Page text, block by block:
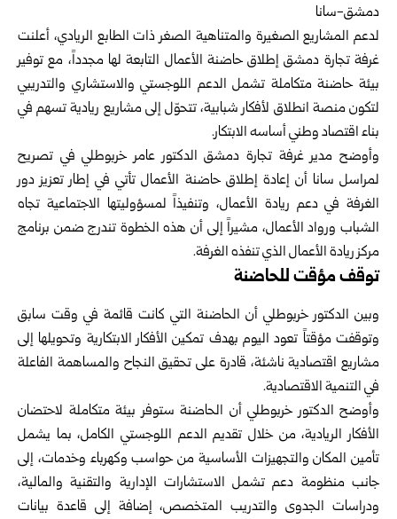
دمشق-سانا
لدعم المشاريع الصغيرة والمتناهية الصغر ذات الطابع الريادي، أعلنت
غرفة تجارة دمشق إطلاق حاضنة الأعمال التابعة لها مجدداً، مع توفير
بيئة حاضنة متكاملة تشمل الدعم اللوجستي والاستشاري والتدريبي
لتكون منصة انطلاق لأفكار شبابية، تتحوّل إلى مشاريع ريادية تسهم في
بناء اقتصاد وطني أساسه الابتكار.
وأوضح مدير غرفة تجارة دمشق الدكتور عامر خربوطلي في تصريح
لمراسل سانا أن إعادة إطلاق حاضنة الأعمال تأتي في إطار تعزيز دور
الغرفة في دعم ريادة الأعمال، وتنفيذاً لمسؤوليتها الاجتماعية تجاه
الشباب ورواد الأعمال، مشيراً إلى أن هذه الخطوة تندرج ضمن برنامج
مركز ريادة الأعمال الذي تنفذه الغرفة.
توقف مؤقت للحاضنة
وبين الدكتور خربوطلي أن الحاضنة التي كانت قائمة في وقت سابق
وتوقفت مؤقتاً تعود اليوم بهدف تمكين الأفكار الابتكارية وتحويلها إلى
مشاريع اقتصادية ناشئة، قادرة على تحقيق النجاح والمساهمة الفاعلة
في التنمية الاقتصادية.
وأوضح الدكتور خربوطلي أن الحاضنة ستوفر بيئة متكاملة لاحتضان
الأفكار الريادية، من خلال تقديم الدعم اللوجستي الكامل، بما يشمل
تأمين المكان والتجهيزات الأساسية من حواسب وكهرباء وخدمات، إلى
جانب منظومة دعم تشمل الاستشارات الإدارية والتقنية والمالية،
ودراسات الجدوى والتدريب المتخصص، إضافة إلى قاعدة بيانات